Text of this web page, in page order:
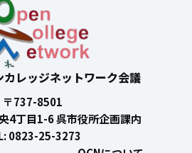
レッジネットワーク会議
〒737-8501
4丁目1-6 呉市役所企画課内
0823-25-3273